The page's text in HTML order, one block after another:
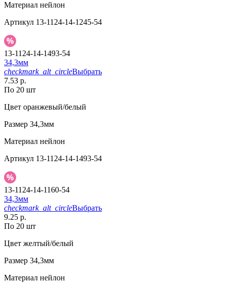
Материал нейлон
Артикул 13-1124-14-1245-54
13-1124-14-1493-54
34,3мм
checkmark_alt_circleВыбрать
7.53 р.
По 20 шт
Цвет оранжевый/белый
Размер 34,3мм
Материал нейлон
Артикул 13-1124-14-1493-54
13-1124-14-1160-54
34,3мм
checkmark_alt_circleВыбрать
9.25 р.
По 20 шт
Цвет желтый/белый
Размер 34,3мм
Материал нейлон